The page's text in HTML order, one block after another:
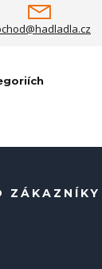
ZÁKAZNÍKY